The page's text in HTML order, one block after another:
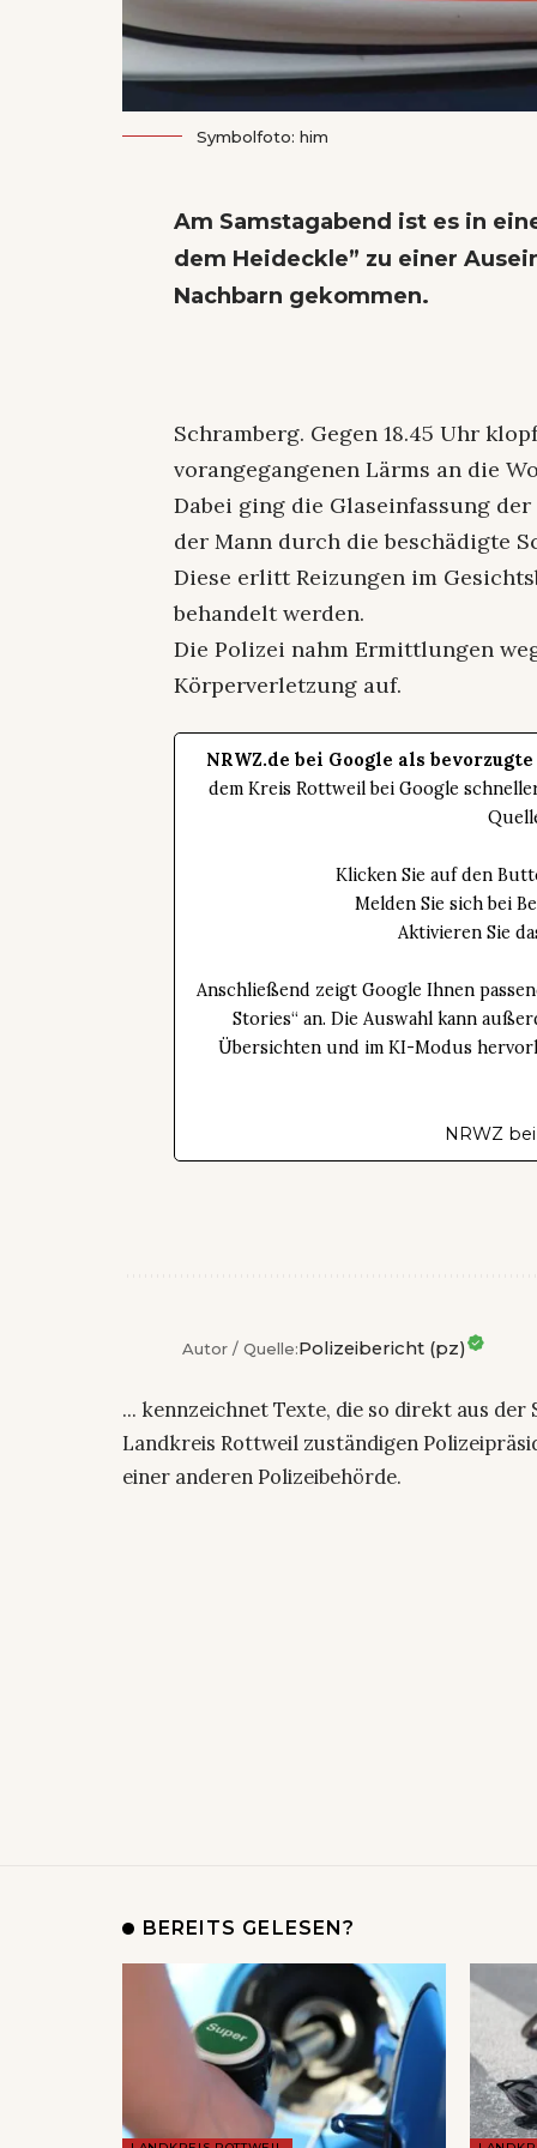
Symbolfoto: him
Am Samstagabend ist es in
dem Heideckle” zu einer
Nachbarn gekommen.
Schramberg. Gegen 18.45 Uhr
vorangegangenen Lärms an die
Dabei ging die Glaseinfassung
der Mann durch die beschädigte
Diese erlitt Reizungen im
behandelt werden.
Die Polizei nahm Ermittlungen
Körperverletzung auf.
NRWZ.de bei Google als
dem Kreis Rottweil bei Google
Klicken Sie auf den
Melden Sie sich bei
Aktivieren Sie
Anschließend zeigt Google Ihnen
Stories“ an. Die Auswahl kann
Übersichten und im KI-Modus
NRWZ
Autor / Quelle:Polizeibericht (pz)
... kennzeichnet Texte, die so direkt aus
Landkreis Rottweil zuständigen
einer anderen Polizeibehörde.
BEREITS GELESEN?